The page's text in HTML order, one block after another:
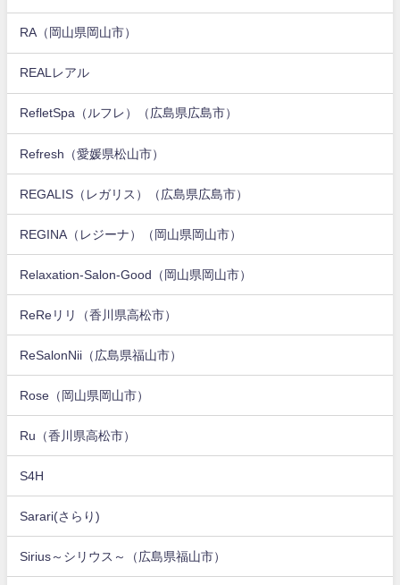
RA（岡山県岡山市）
REALレアル
RefletSpa（ルフレ）（広島県広島市）
Refresh（愛媛県松山市）
REGALIS（レガリス）（広島県広島市）
REGINA（レジーナ）（岡山県岡山市）
Relaxation-Salon-Good（岡山県岡山市）
ReReリリ（香川県高松市）
ReSalonNii（広島県福山市）
Rose（岡山県岡山市）
Ru（香川県高松市）
S4H
Sarari(さらり)
Sirius～シリウス～（広島県福山市）